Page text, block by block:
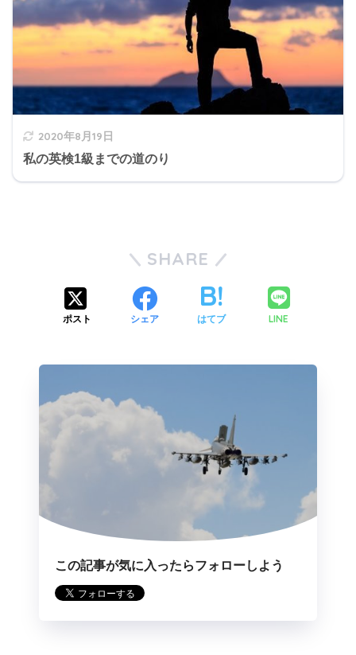
2020年8月19日
私の英検1級までの道のり
SHARE
ポスト シェア はてブ LINE
この記事が気に入ったらフォローしよう